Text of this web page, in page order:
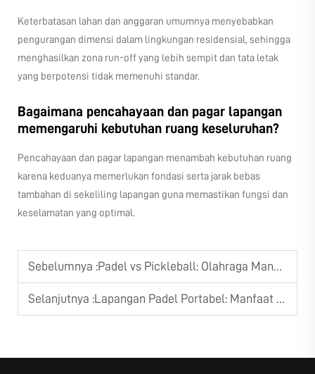
Keterbatasan lahan dan anggaran umumnya menyebabkan
pengurangan dimensi dalam lingkungan residensial, sehingga
menghasilkan zona run-off yang lebih sempit dan tata letak
yang berpotensi tidak memenuhi standar.
Bagaimana pencahayaan dan pagar lapangan
memengaruhi kebutuhan ruang keseluruhan?
Pencahayaan dan pagar lapangan menambah kebutuhan ruang
karena keduanya memerlukan fondasi serta jarak bebas
tambahan di sekeliling lapangan guna memastikan fungsi dan
keselamatan yang optimal.
Sebelumnya :Padel vs Pickleball: Olahraga Mana yang Lebih Cocok untuk Venue Anda?
Selanjutnya :Lapangan Padel Portabel: Manfaat untuk Acara Olahraga Sementara